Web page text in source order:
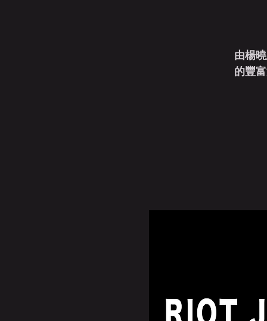
由楊
的豐